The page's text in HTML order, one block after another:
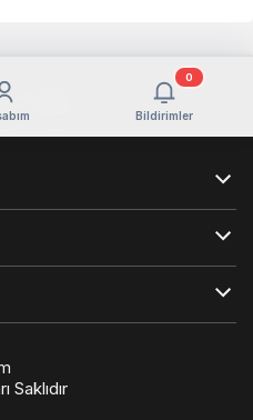
Bildirimler
0
Saklıdır